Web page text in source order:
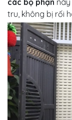
tru, không bị rối